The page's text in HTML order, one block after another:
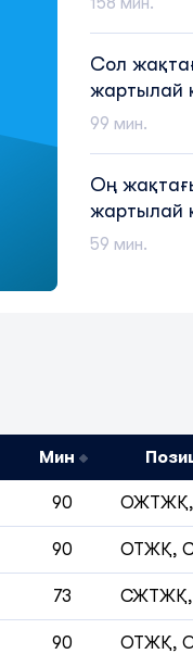
Сол
жартылай
99 мин.
Оң
жартылай
59 мин.
Мин
90
90 ОТЖҚ,
73
90 ОТЖҚ,